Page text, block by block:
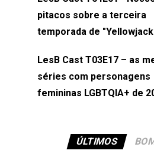
(⁠⁠⁠⁠@brunarfentanes⁠⁠⁠⁠) e Pollyelly
Naiady Machado
pitacos sobre a terceira
temporada de
LesB Cast T03E17 – as
séries com personagens
femininas LGBTQIA+ de
ÚLTIMOS